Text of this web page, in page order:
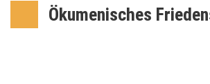
Ökumenisches